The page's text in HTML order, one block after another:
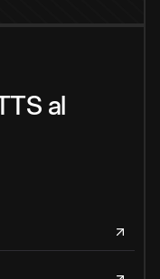
al